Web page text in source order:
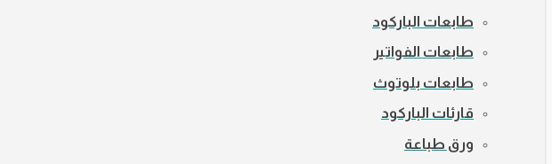
طابعات الباركود
طابعات الفواتير
طابعات بلوتوث
قارئات الباركود
ورق طباعة